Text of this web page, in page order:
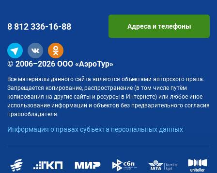
© 2006–2026 ООО «АэроТур»
Все материалы данного сайта являются объектами авторского права.
Запрещается копирование, распространение (в том числе путём
копирования на другие сайты и ресурсы в Интернете) или любое иное
использование информации и объектов без предварительного согласия
правообладателя.
Информация о правах субъекта персональных данных
8 812336-16-88 Адреса и телефоны